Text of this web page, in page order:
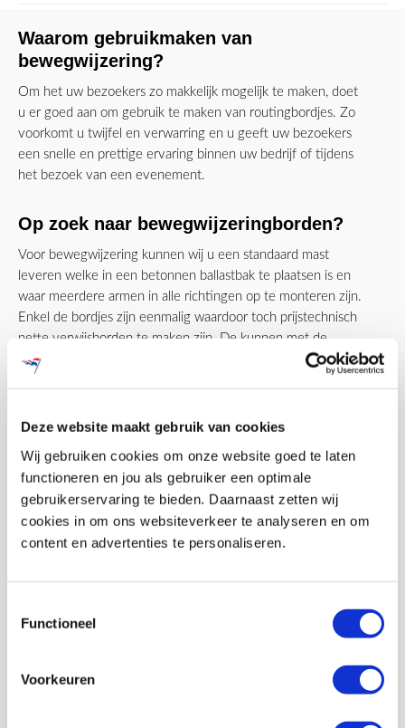
Deze website maakt gebruik van cookies
Wij gebruiken cookies om onze website goed te laten
functioneren en jou als gebruiker een optimale
gebruikerservaring te bieden. Daarnaast zetten wij
cookies in om ons websiteverkeer te analyseren en om
content en advertenties te personaliseren.
Functioneel
Voorkeuren
Waarom gebruikmaken van
bewegwijzering?
Om het uw bezoekers zo makkelijk mogelijk te maken, doet
u er goed aan om gebruik te maken van routingbordjes. Zo
voorkomt u twijfel en verwarring en u geeft uw bezoekers
een snelle en prettige ervaring binnen uw bedrijf of tijdens
het bezoek van een evenement.
Op zoek naar bewegwijzeringborden?
Voor bewegwijzering kunnen wij u een standaard mast
leveren welke in een betonnen ballastbak te plaatsen is en
waar meerdere armen in alle richtingen op te monteren zijn.
Enkel de bordjes zijn eenmalig waardoor toch prijstechnisch
nette verwijsborden te maken zijn. De kunnen met de
overige (huur)artikelen meegeleverd en gemonteerd
Maatwerk signing en routing
Het vakgebied van signing betreft meestal maatwerk
toepassingen. Holland Mast kan uw bewegwijzering volledig
laten aansluiten op uw huisstijl. Bij dierentuinen, pretparken
en andere vrijetijdsparken denken wij graag mee over
thematisering van de routingborden.